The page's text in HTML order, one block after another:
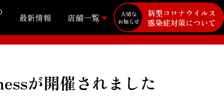
最新情報 店舗一覧
が開催されました